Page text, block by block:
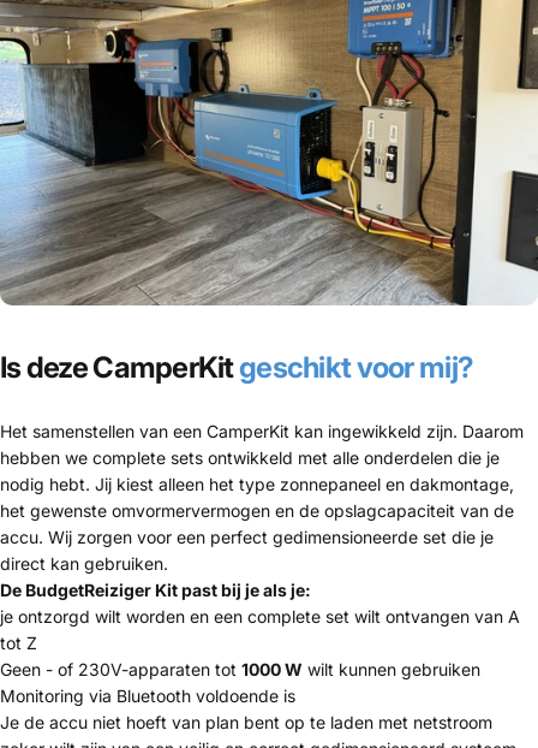
Is deze CamperKitgeschikt voor mij?
Het samenstellen van een CamperKit kan ingewikkeld zijn. Daarom
hebben we complete sets ontwikkeld met alle onderdelen die je
nodig hebt. Jij kiest alleen het type zonnepaneel en dakmontage,
het gewenste omvormervermogen en de opslagcapaciteit van de
accu. Wij zorgen voor een perfect gedimensioneerde set die je
direct kan gebruiken.
De BudgetReiziger Kit past bij je als je:
je ontzorgd wilt worden en een complete set wilt ontvangen van A
tot Z
Geen - of 230V-apparaten tot 1000 W wilt kunnen gebruiken
Monitoring via Bluetooth voldoende is
Je de accu niet hoeft van plan bent op te laden met netstroom